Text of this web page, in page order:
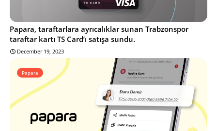
Papara, taraftarlara ayrıcalıklar sunan Trabzonspor
taraftar kartı TS Card’ı satışa sundu.
December 19, 2023
Papara